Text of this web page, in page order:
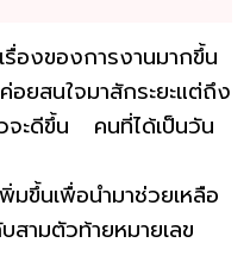
องของการงานมากขึ้น
ยสนใจมาสักระยะแต่ถึง
จะดีขึ้น คนที่ได้เป็นวัน
ขึ้นเพื่อนำมาช่วยเหลือ
ามตัวท้ายหมายเลข